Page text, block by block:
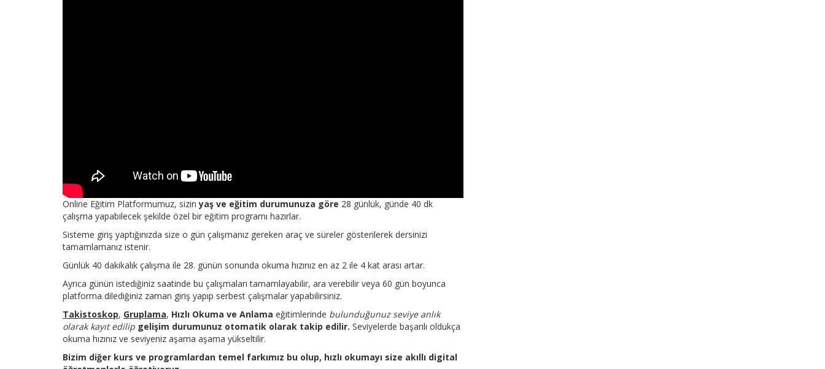
Online Eğitim Platformumuz, sizinyaş ve eğitim durumunuza göre 28 günlük, günde 40 dk
çalışma yapabilecek şekilde özel bir eğitim programı hazırlar.
Sisteme giriş yaptığınızda size o gün çalışmanız gereken araç ve süreler gösterilerek dersinizi
tamamlamanız istenir.
Günlük 40 dakikalık çalışma ile 28. günün sonunda okuma hızınız en az 2 ile 4 kat arası artar.
Ayrıca günün istediğiniz saatinde bu çalışmaları tamamlayabilir, ara verebilir veya 60 gün boyunca
platforma dilediğiniz zaman giriş yapıp serbest çalışmalar yapabilirsiniz.
Takistoskop, Gruplama, Hızlı Okuma ve Anlama eğitimlerinde bulunduğunuz seviye anlık
olarak kayıt edilip gelişim durumunuz otomatik olarak takip edilir. Seviyelerde başarılı oldukça
okuma hızınız ve seviyeniz aşama aşama yükseltilir.
Bizim diğer kurs ve programlardan temel farkımız bu olup, hızlı okumayı size akıllı digital